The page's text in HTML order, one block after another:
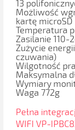
13
Możliwość
kartę microSD
Temperatura
Zasilanie 110-
Zużycie
czuwania)
Wilgotność
Maksymalna
Wymiary
Waga 772g
Pełna
WIFI VP-